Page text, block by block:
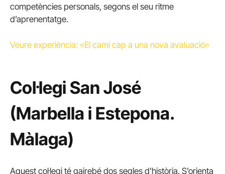
competències personals, segons el seu ritme
d’aprenentatge.
Veure experiència: «El camí cap a una nova avaluació»
Col·legi San José
(Marbella i Estepona.
Màlaga)
Aquest col·legi té gairebé dos segles d’història. S’orienta